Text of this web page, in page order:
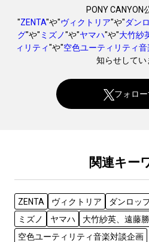
PONY CANYON
"ZENTA"や"ヴィクトリア"や"ダン
グ"や" ミズノ"や"ヤマハ"や"大竹紗
ィリティ"や"空色ユーティリティ
知らせしてい
フォロ
関連キー
ZENTA ヴィクトリア
ダンロッ
ミズノ
ヤマハ 大竹紗英、遠藤
空色ユーティリティ音楽対談企画